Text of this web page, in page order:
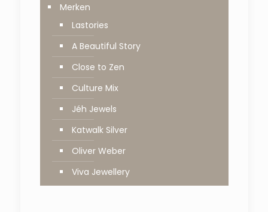
Merken
Lastories
A Beautiful Story
Close to Zen
Culture Mix
Jéh Jewels
Katwalk Silver
Oliver Weber
Viva Jewellery